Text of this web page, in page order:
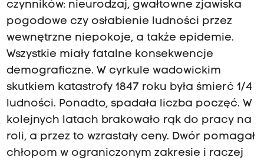
czynników: nieurodzaj, gwałtowne zjawiska
pogodowe czy osłabienie ludności przez
wewnętrzne niepokoje, a także epidemie.
Wszystkie miały fatalne konsekwencje
demograficzne. W cyrkule wadowickim
skutkiem katastrofy 1847 roku była śmierć 1/4
ludności. Ponadto, spadała liczba poczęć. W
kolejnych latach brakowało rąk do pracy na
roli, a przez to wzrastały ceny. Dwór pomagał
chłopom w ograniczonym zakresie i raczej